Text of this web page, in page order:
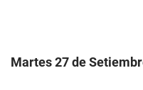
Martes 27 de